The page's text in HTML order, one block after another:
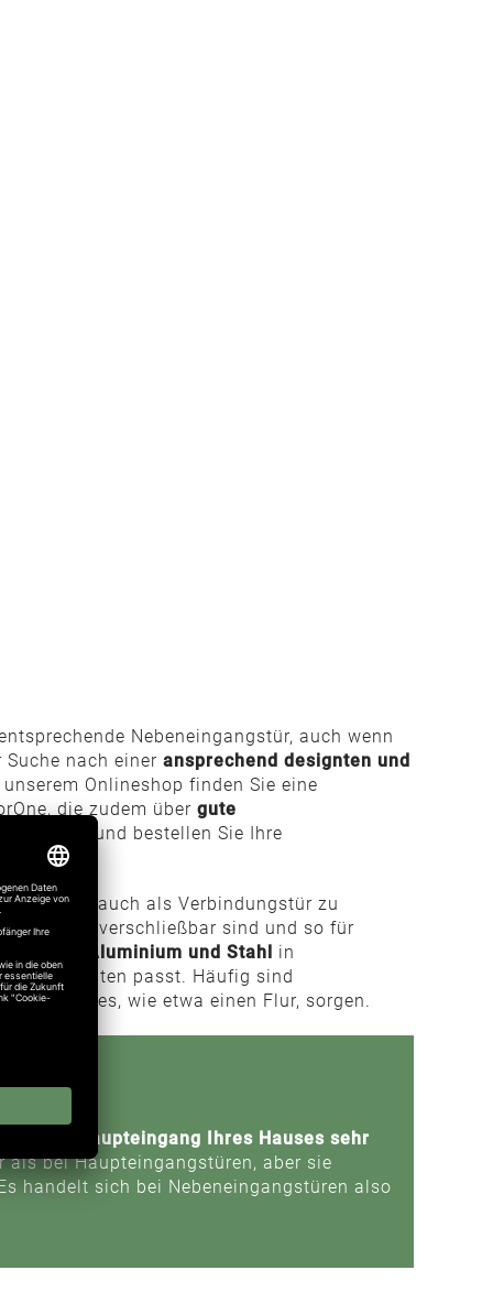
Nebeneingangstür, auch wenn
nach einer ansprechend designten und
Onlineshop finden Sie eine
die zudem über gute
selbst und bestellen Sie Ihre
als auch als Verbindungstür zu
sie sicher verschließbar sind und so für
Aluminium und Stahl in
passt. Häufig sind
Hauses, wie etwa einen Flur, sorgen.
zum Haupteingang Ihres Hauses sehr
bei Haupteingangstüren, aber sie
handelt sich bei Nebeneingangstüren also